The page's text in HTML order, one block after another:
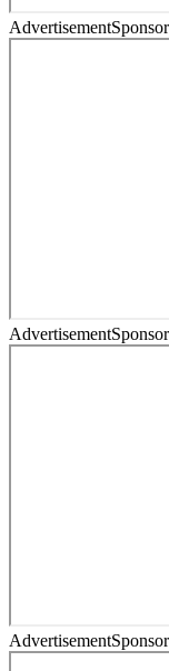
Advertisement
Advertisement
Advertisement